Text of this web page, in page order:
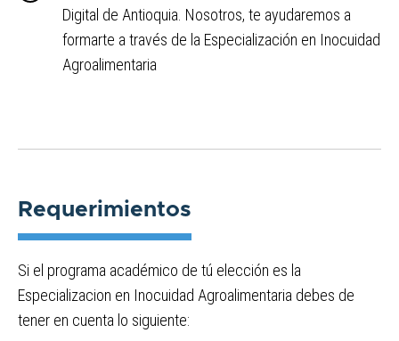
Digital de Antioquia. Nosotros, te ayudaremos a
formarte a través de la Especialización en Inocuidad
Agroalimentaria
Requerimientos
Si el programa académico de tú elección es la
Especializacion en Inocuidad Agroalimentaria debes de
tener en cuenta lo siguiente: